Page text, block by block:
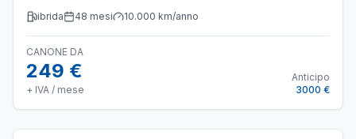
ibrida 48 mesi 10.000 km/anno
CANONE DA
249 €
+ IVA / mese
Anticipo
3000 €